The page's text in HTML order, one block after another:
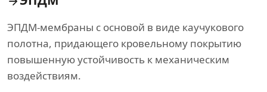
ЭПДМ-мембраны с основой в виде каучукового
полотна, придающего кровельному покрытию
повышенную устойчивость к механическим
воздействиям.